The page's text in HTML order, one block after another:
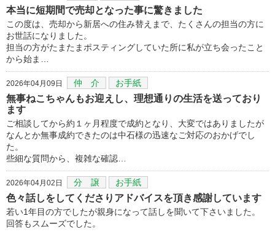
本当に短期間で売却となった事に驚きました
この度は、売却から新居への住み替えまで、たくさんの担当の方に
お世話になりました。
担当の方がたまたまポスティングしていた所に私が立ち会ったこと
から始ま…
2026年04月09日 仲 介 お手紙
無事ねこちゃんもお迎えし、理想通りの生活を送っており
ます
ご相談してから約１ヶ月程度で成約となり、大変ではありましたが
なんとか無事成約できたのは中石様の迅速なご対応のおかげでし
た。
些細な質問から、複雑な確認…
2026年04月02日 分 譲 お手紙
色々話しをしてくださりアドバイスを頂き感謝しています
若い1年目の方でしたが親身になって話しを聞いて下さいました。
回答もスムーズでした。